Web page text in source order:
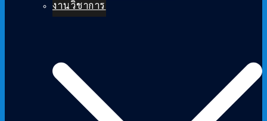
งานวิชาการ